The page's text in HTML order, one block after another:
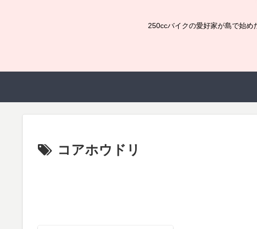
250ccバイクの愛好家が島で始め
コアホウドリ